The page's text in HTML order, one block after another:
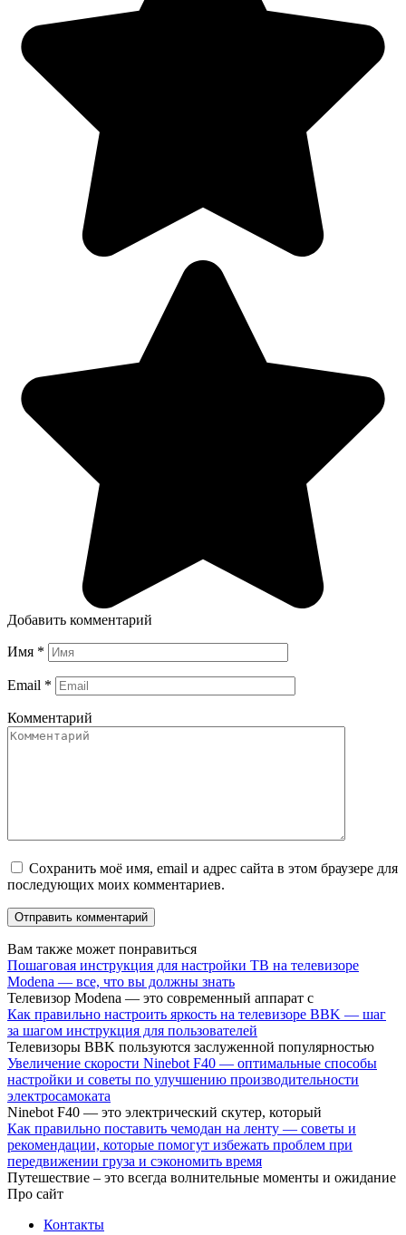
Добавить комментарий
Имя *
Email *
Комментарий
Сохранить моё имя, email и адрес сайта в этом браузере для
последующих моих комментариев.
Вам также может понравиться
Пошаговая инструкция для настройки ТВ на телевизоре
Modena — все, что вы должны знать
Телевизор Modena — это современный аппарат с
Как правильно настроить яркость на телевизоре BBK — шаг
за шагом инструкция для пользователей
Телевизоры BBK пользуются заслуженной популярностью
Увеличение скорости Ninebot F40 — оптимальные способы
настройки и советы по улучшению производительности
электросамоката
Ninebot F40 — это электрический скутер, который
Как правильно поставить чемодан на ленту — советы и
рекомендации, которые помогут избежать проблем при
передвижении груза и сэкономить время
Путешествие – это всегда волнительные моменты и ожидание
Про сайт
Контакты